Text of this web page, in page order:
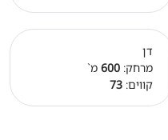
דן
מרחק: 600 מ`
קווים: 73